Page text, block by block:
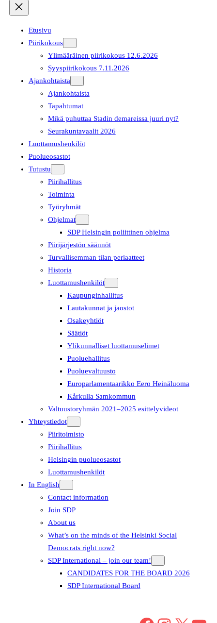
Etusivu
Piirikokous
Ylimääräinen piirikokous 12.6.2026
Syyspiirikokous 7.11.2026
Ajankohtaista
Ajankohtaista
Tapahtumat
Mikä puhuttaa Stadin demareissa juuri nyt?
Seurakuntavaalit 2026
Luottamushenkilöt
Puolueosastot
Tutustu
Piirihallitus
Toiminta
Työryhmät
Ohjelmat
SDP Helsingin poliittinen ohjelma
Piirijärjestön säännöt
Turvallisemman tilan periaatteet
Historia
Luottamushenkilöt
Kaupunginhallitus
Lautakunnat ja jaostot
Osakeyhtiöt
Säätiöt
Ylikunnalliset luottamuselimet
Puoluehallitus
Puoluevaltuusto
Europarlamentaarikko Eero Heinäluoma
Kårkulla Samkommun
Valtuustoryhmän 2021–2025 esittelyvideot
Yhteystiedot
Piiritoimisto
Piirihallitus
Helsingin puolueosastot
Luottamushenkilöt
In English
Contact information
Join SDP
About us
What’s on the minds of the Helsinki Social
Democrats right now?
SDP International – join our team!
CANDIDATES FOR THE BOARD 2026
SDP International Board